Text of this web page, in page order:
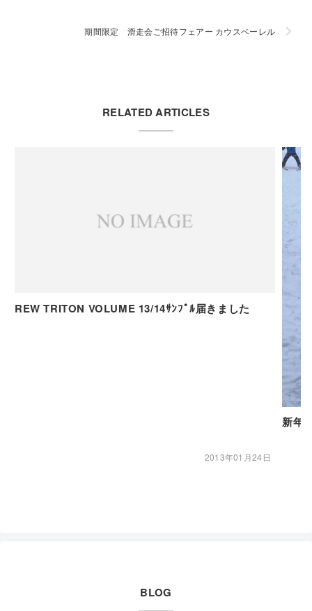
期間限定 滑走会ご招待フェアー カウスベーレル
RELATED ARTICLES
REW TRITON VOLUME 13/14ｻﾝﾌﾟﾙ届きました
2013年01月24日
新年
BLOG